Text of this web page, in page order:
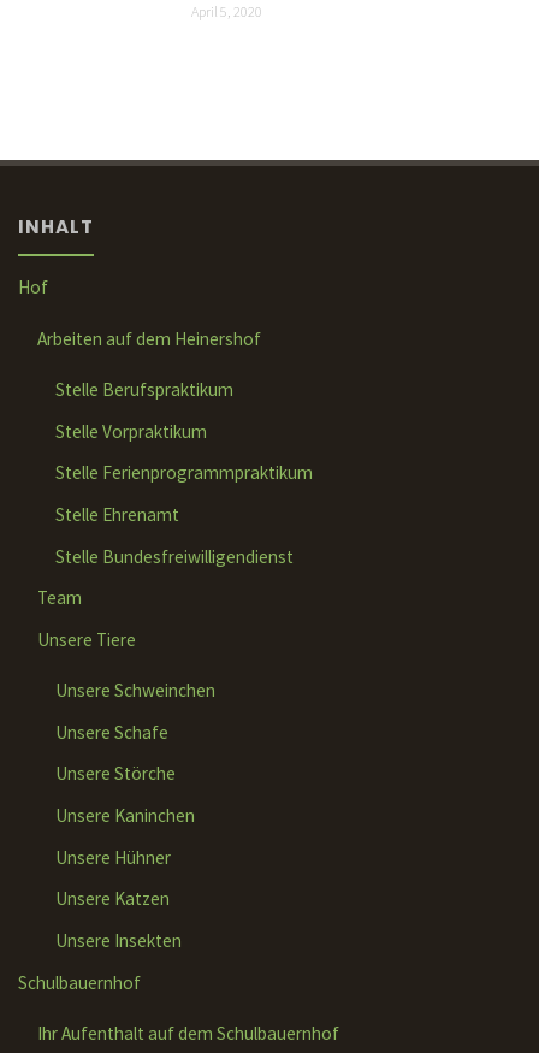
April 5, 2020
INHALT
Hof
Arbeiten auf dem Heinershof
Stelle Berufspraktikum
Stelle Vorpraktikum
Stelle Ferienprogrammpraktikum
Stelle Ehrenamt
Stelle Bundesfreiwilligendienst
Team
Unsere Tiere
Unsere Schweinchen
Unsere Schafe
Unsere Störche
Unsere Kaninchen
Unsere Hühner
Unsere Katzen
Unsere Insekten
Schulbauernhof
Ihr Aufenthalt auf dem Schulbauernhof